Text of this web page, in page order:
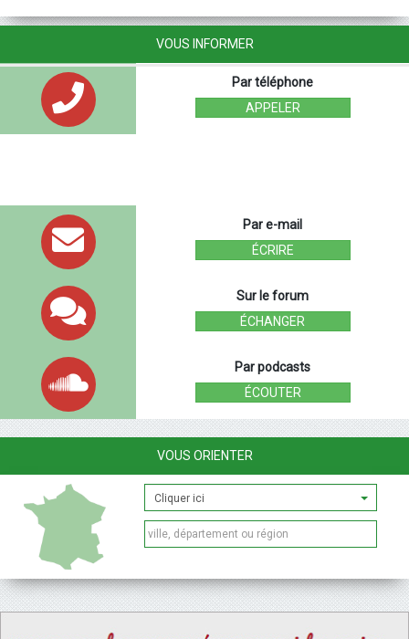
VOUS INFORMER
Par téléphone
APPELER
Par e-mail
ÉCRIRE
Sur le forum
ÉCHANGER
Par podcasts
ÉCOUTER
VOUS ORIENTER